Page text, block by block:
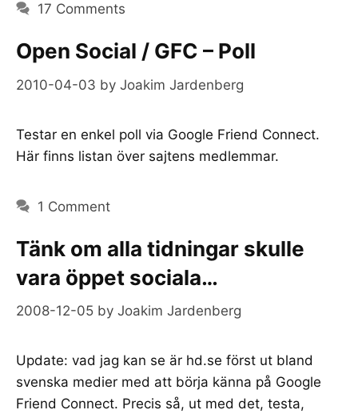
17 Comments
Open Social / GFC – Poll
2010-04-03 by Joakim Jardenberg
Testar en enkel poll via Google Friend Connect.
Här finns listan över sajtens medlemmar.
1 Comment
Tänk om alla tidningar skulle
vara öppet sociala…
2008-12-05 by Joakim Jardenberg
Update: vad jag kan se är hd.se först ut bland
svenska medier med att börja känna på Google
Friend Connect. Precis så, ut med det, testa,